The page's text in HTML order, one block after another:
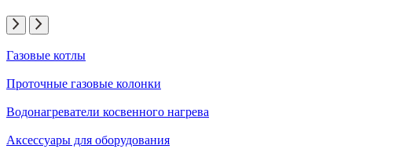
Газовые котлы
Проточные газовые колонки
Водонагреватели косвенного нагрева
Аксессуары для оборудования